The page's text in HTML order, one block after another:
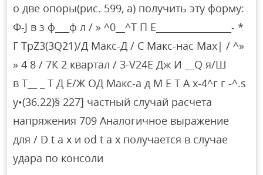
о две опоры(рис. 599, а) получить эту форму:
Ф-J в з ф___ф л / » ^0__^Т П Е________________- *
Г TpZ3(3Q21)/Д Макс-Д / С Макс-нас Max| / ^»
» 4 8 / 7К 2 квартал / 3-V24E Дж И __Q я/Ш
в Т__ _ Т Д Е/Ж ОД Макс-а д М Е Т А х-4^г г -^.s
y•(36.22)§ 227] частный случай расчета
напряжения 709 Аналогичное выражение
для / D t a x и od t a x получается в случае
удара по консоли